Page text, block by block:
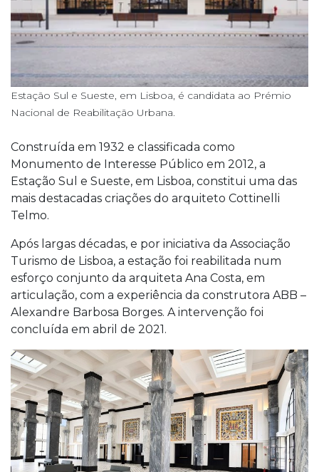
Estação Sul e Sueste, em Lisboa, é candidata ao Prémio
Nacional de Reabilitação Urbana.
Construída em 1932 e classificada como
Monumento de Interesse Público em 2012, a
Estação Sul e Sueste, em Lisboa, constitui uma das
mais destacadas criações do arquiteto Cottinelli
Telmo.
Após largas décadas, e por iniciativa da Associação
Turismo de Lisboa, a estação foi reabilitada num
esforço conjunto da arquiteta Ana Costa, em
articulação, com a experiência da construtora ABB –
Alexandre Barbosa Borges. A intervenção foi
concluída em abril de 2021.